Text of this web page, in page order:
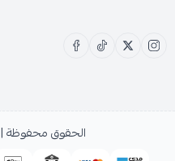
الحقوق محفوظة | 2026